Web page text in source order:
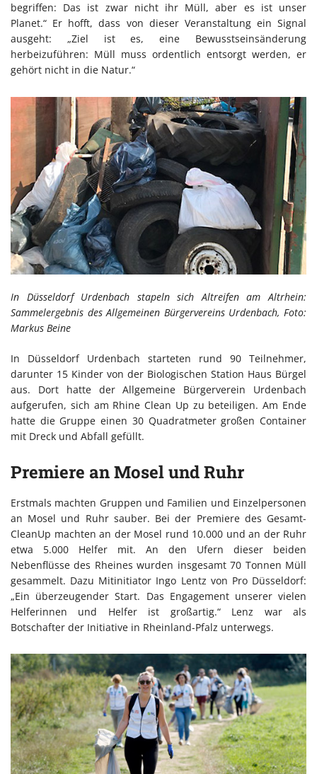
begriffen: Das ist zwar nicht ihr Müll, aber es ist unser
Planet.“ Er hofft, dass von dieser Veranstaltung ein Signal
ausgeht: „Ziel ist es, eine Bewusstseinsänderung
herbeizuführen: Müll muss ordentlich entsorgt werden, er
gehört nicht in die Natur.“
In Düsseldorf Urdenbach stapeln sich Altreifen am Altrhein:
Sammelergebnis des Allgemeinen Bürgervereins Urdenbach, Foto:
Markus Beine
In Düsseldorf Urdenbach starteten rund 90 Teilnehmer,
darunter 15 Kinder von der Biologischen Station Haus Bürgel
aus. Dort hatte der Allgemeine Bürgerverein Urdenbach
aufgerufen, sich am Rhine Clean Up zu beteiligen. Am Ende
hatte die Gruppe einen 30 Quadratmeter großen Container
mit Dreck und Abfall gefüllt.
Premiere an Mosel und Ruhr
Erstmals machten Gruppen und Familien und Einzelpersonen
an Mosel und Ruhr sauber. Bei der Premiere des Gesamt-
CleanUp machten an der Mosel rund 10.000 und an der Ruhr
etwa 5.000 Helfer mit. An den Ufern dieser beiden
Nebenflüsse des Rheines wurden insgesamt 70 Tonnen Müll
gesammelt. Dazu Mitinitiator Ingo Lentz von Pro Düsseldorf:
„Ein überzeugender Start. Das Engagement unserer vielen
Helferinnen und Helfer ist großartig.“ Lenz war als
Botschafter der Initiative in Rheinland-Pfalz unterwegs.